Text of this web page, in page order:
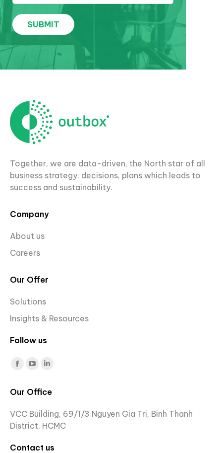
Together, we are data-driven, the North star of all
business strategy, decisions, plans which leads to
success and sustainability.
Company
About us
Careers
Our Offer
Solutions
Insights & Resources
Follow us
Find us on:
Facebook
opens
new
YouTube
opens
new
Linkedin
opens
in
new
Our Office
VCC Building, 69/1/3 Nguyen Gia Tri, Binh Thanh
District, HCMC
Contact us